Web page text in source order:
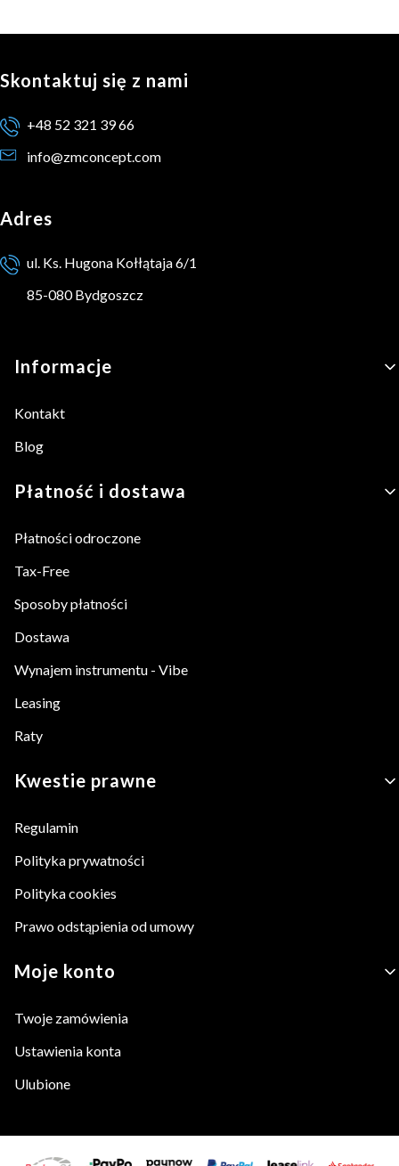
Skontaktuj się z nami
+48 52 321 39 66
info@zmconcept.com
Adres
ul. Ks. Hugona Kołłątaja 6/1
85-080 Bydgoszcz
Linki w stopce
Informacje
Kontakt
Blog
Płatność i dostawa
Płatności odroczone
Tax-Free
Sposoby płatności
Dostawa
Wynajem instrumentu - Vibe
Leasing
Raty
Kwestie prawne
Regulamin
Polityka prywatności
Polityka cookies
Prawo odstąpienia od umowy
Moje konto
Twoje zamówienia
Ustawienia konta
Ulubione